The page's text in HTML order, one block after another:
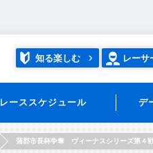
知る楽しむ レーサ
レーススケジュール デ
蒲郡市長杯争奪 ヴィーナスシリーズ第４